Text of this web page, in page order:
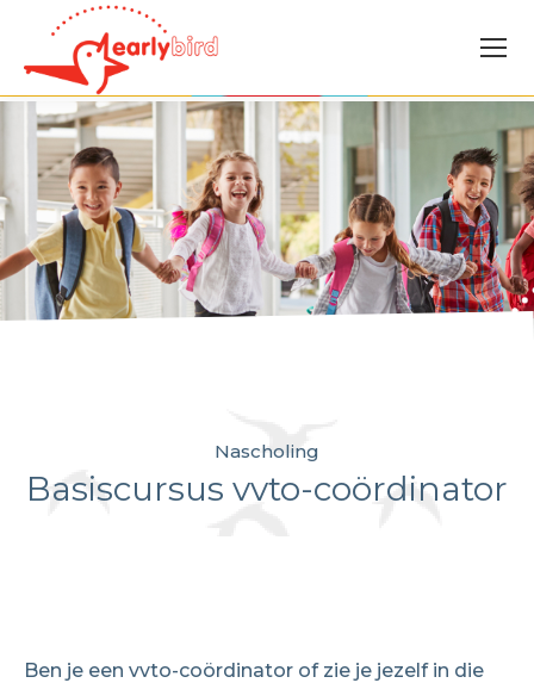
Nascholing
Basiscursus vvto-coördinator
Ben je een vvto-coördinator of zie je jezelf in die